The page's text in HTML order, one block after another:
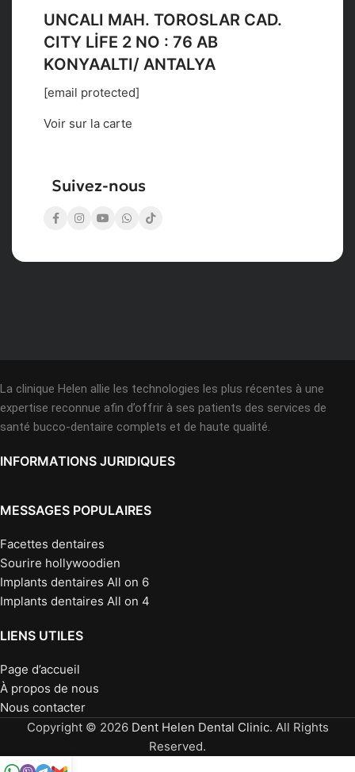
UNCALI MAH. TOROSLAR CAD.
CITY LİFE 2 NO : 76 AB
KONYAALTI/ ANTALYA
[email protected]
Voir sur la carte
Suivez-nous
La clinique Helen allie les technologies les plus récentes à une
expertise reconnue afin d’offrir à ses patients des services de
santé bucco-dentaire complets et de haute qualité.
INFORMATIONS JURIDIQUES
MESSAGES POPULAIRES
Facettes dentaires
Sourire hollywoodien
Implants dentaires All on 6
Implants dentaires All on 4
LIENS UTILES
Page d’accueil
À propos de nous
Nous contacter
Copyright © 2026 Dent Helen Dental Clinic. All Rights
Reserved.